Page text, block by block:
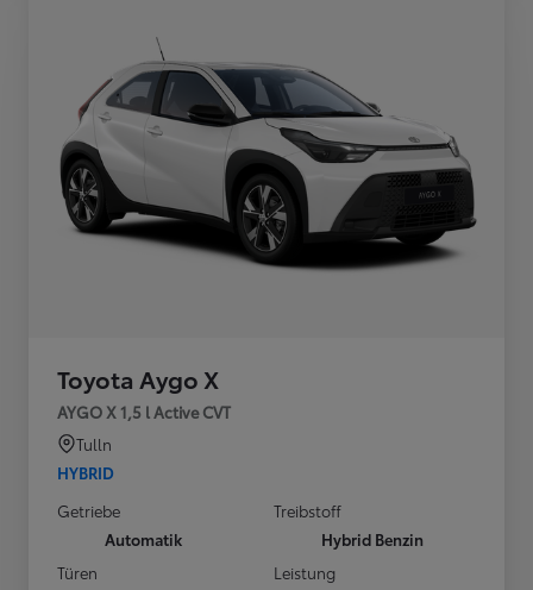
Toyota Aygo X
AYGO X 1,5 l Active CVT
Tulln
HYBRID
Getriebe
Automatik
Treibstoff
Hybrid Benzin
Türen
Leistung